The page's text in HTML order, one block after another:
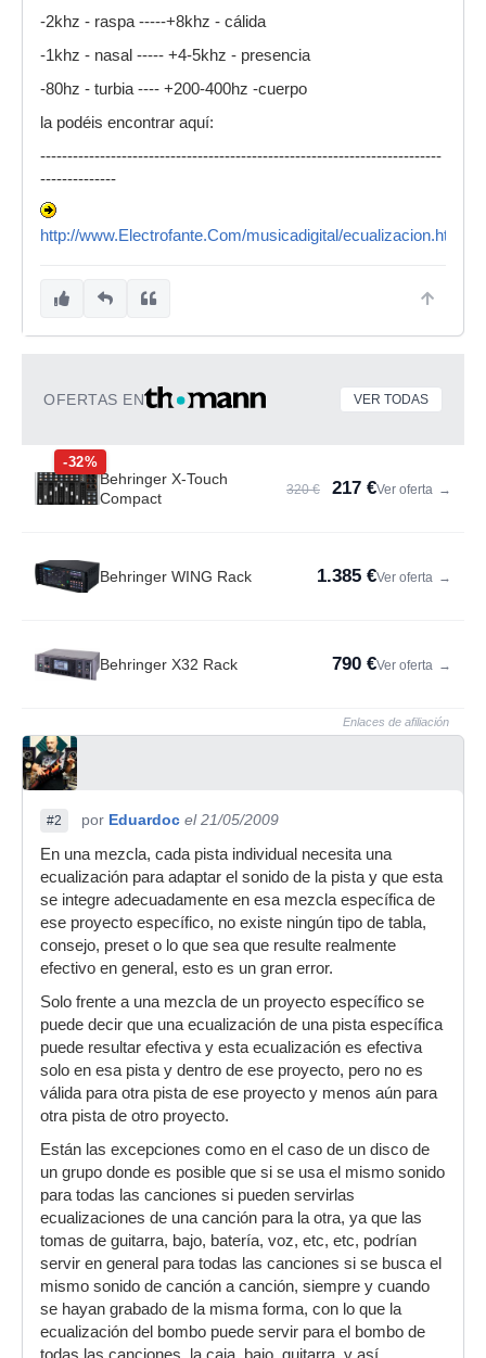
-2khz - raspa -----+8khz - cálida
-1khz - nasal ----- +4-5khz - presencia
-80hz - turbia ---- +200-400hz -cuerpo
la podéis encontrar aquí:
--------------------------------------------------------------------------
--------------
http://www.Electrofante.Com/musicadigital/ecualizacion.html
OFERTAS EN VER TODAS
-32%
Behringer X-Touch
Compact
320 € 217 €Ver oferta →
Behringer WING Rack 1.385 €Ver oferta →
Behringer X32 Rack 790 €Ver oferta →
Enlaces de afiliación
#2 por Eduardoc el 21/05/2009
En una mezcla, cada pista individual necesita una
ecualización para adaptar el sonido de la pista y que esta
se integre adecuadamente en esa mezcla específica de
ese proyecto específico, no existe ningún tipo de tabla,
consejo, preset o lo que sea que resulte realmente
efectivo en general, esto es un gran error.
Solo frente a una mezcla de un proyecto específico se
puede decir que una ecualización de una pista específica
puede resultar efectiva y esta ecualización es efectiva
solo en esa pista y dentro de ese proyecto, pero no es
válida para otra pista de ese proyecto y menos aún para
otra pista de otro proyecto.
Están las excepciones como en el caso de un disco de
un grupo donde es posible que si se usa el mismo sonido
para todas las canciones si pueden servirlas
ecualizaciones de una canción para la otra, ya que las
tomas de guitarra, bajo, batería, voz, etc, etc, podrían
servir en general para todas las canciones si se busca el
mismo sonido de canción a canción, siempre y cuando
se hayan grabado de la misma forma, con lo que la
ecualización del bombo puede servir para el bombo de